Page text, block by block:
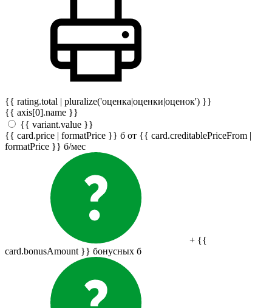
{{ rating.total | pluralize('оценка|оценки|оценок') }}
{{ axis[0].name }}
{{ variant.value }}
{{ card.price | formatPrice }} б от {{ card.creditablePriceFrom |
formatPrice }} б/мес
+ {{
card.bonusAmount }} бонусных б